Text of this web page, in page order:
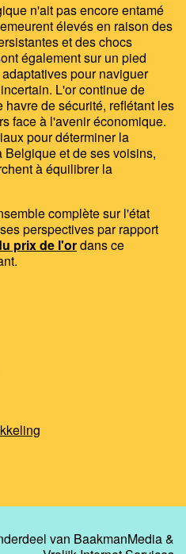
n'ait pas encore entamé
élevés en raison des
et des chocs
également sur un pied
pour naviguer
L'or continue de
de sécurité, reflétant les
face à l'avenir économique.
pour déterminer la
et de ses voisins,
à équilibrer la
complète sur l'état
perspectives par rapport
prix de l'ordans ce
van BaakmanMedia&